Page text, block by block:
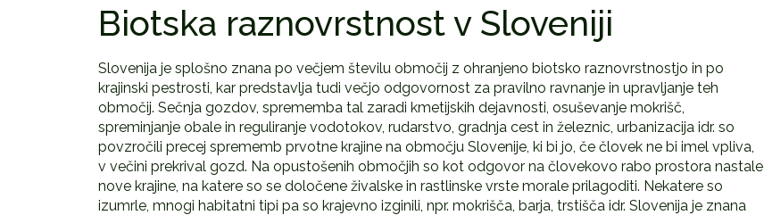
Biotska raznovrstnost v Sloveniji
Slovenija je splošno znana po večjem številu območij z ohranjeno biotsko raznovrstnostjo in po
krajinski pestrosti, kar predstavlja tudi večjo odgovornost za pravilno ravnanje in upravljanje teh
območij. Sečnja gozdov, sprememba tal zaradi kmetijskih dejavnosti, osuševanje mokrišč,
spreminjanje obale in reguliranje vodotokov, rudarstvo, gradnja cest in železnic, urbanizacija idr. so
povzročili precej sprememb prvotne krajine na območju Slovenije, ki bi jo, če človek ne bi imel vpliva,
v večini prekrival gozd. Na opustošenih območjih so kot odgovor na človekovo rabo prostora nastale
nove krajine, na katere so se določene živalske in rastlinske vrste morale prilagoditi. Nekatere so
izumrle, mnogi habitatni tipi pa so krajevno izginili, npr. mokrišča, barja, trstišča idr. Slovenija je znana